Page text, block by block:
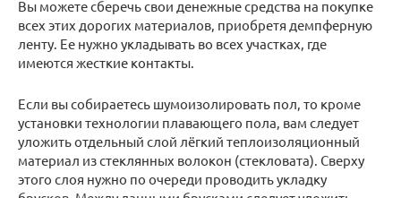
Вы можете сберечь свои денежные средства на покупке
всех этих дорогих материалов, приобретя демпферную
ленту. Ее нужно укладывать во всех участках, где
имеются жесткие контакты.
Если вы собираетесь шумоизолировать пол, то кроме
установки технологии плавающего пола, вам следует
уложить отдельный слой лёгкий теплоизоляционный
материал из стеклянных волокон (стекловата). Сверху
этого слоя нужно по очереди проводить укладку